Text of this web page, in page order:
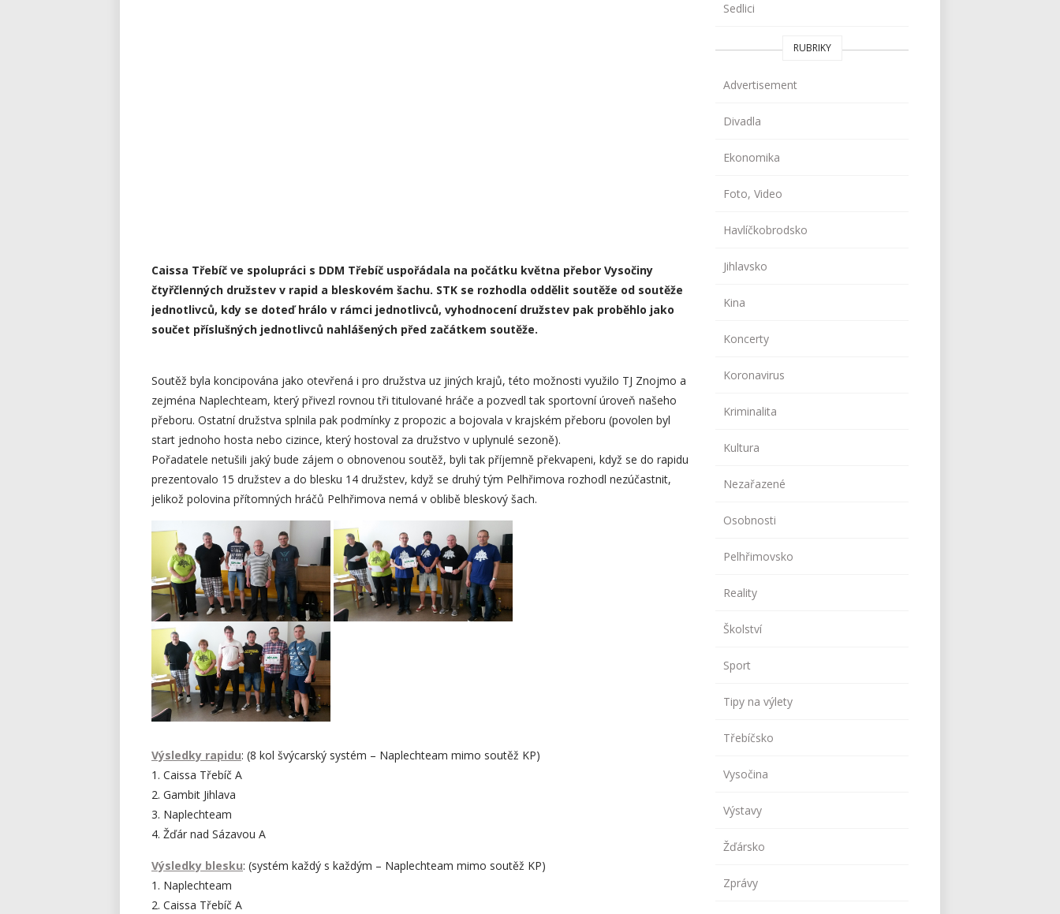
Caissa Třebíč ve spolupráci s DDM Třebíč uspořádala na počátku května přebor Vysočiny
čtyřčlenných družstev v rapid a bleskovém šachu. STK se rozhodla oddělit soutěže od soutěže
jednotlivců, kdy se doteď hrálo v rámci jednotlivců, vyhodnocení družstev pak proběhlo jako
součet příslušných jednotlivců nahlášených před začátkem soutěže.
Soutěž byla koncipována jako otevřená i pro družstva uz jiných krajů, této možnosti využilo TJ Znojmo a
zejména Naplechteam, který přivezl rovnou tři titulované hráče a pozvedl tak sportovní úroveň našeho
přeboru. Ostatní družstva splnila pak podmínky z propozic a bojovala v krajském přeboru (povolen byl
start jednoho hosta nebo cizince, který hostoval za družstvo v uplynulé sezoně).
Pořadatele netušili jaký bude zájem o obnovenou soutěž, byli tak příjemně překvapeni, když se do rapidu
prezentovalo 15 družstev a do blesku 14 družstev, když se druhý tým Pelhřimova rozhodl nezúčastnit,
jelikož polovina přítomných hráčů Pelhřimova nemá v oblibě bleskový šach.
Vítězné družstvo KP v blesku i
rapidu Caissa Třebíč A, foto:
Ladislav Obůrka
Druhý gambit Jihlava, foto:
Výsledky rapidu: (8 kol švýcarský systém – Naplechteam mimo soutěž KP)
1. Caissa Třebíč A
2. Gambit Jihlava
3. Naplechteam
4. Žďár nad Sázavou A
Výsledky blesku: (systém každý s každým – Naplechteam mimo soutěž KP)
1. Naplechteam
2. Caissa Třebíč A
Sedlici
RUBRIKY
Advertisement
Divadla
Ekonomika
Foto, Video
Havlíčkobrodsko
Jihlavsko
Kina
Koncerty
Koronavirus
Kriminalita
Kultura
Nezařazené
Osobnosti
Pelhřimovsko
Reality
Školství
Sport
Tipy na výlety
Třebíčsko
Vysočina
Výstavy
Žďársko
Zprávy